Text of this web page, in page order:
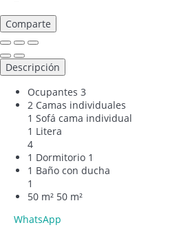
Comparte
Descripción
Ocupantes 3
2 Camas individuales
1 Sofá cama individual
1 Litera
4
1 Dormitorio 1
1 Baño con ducha
1
50 m² 50 m²
WhatsApp